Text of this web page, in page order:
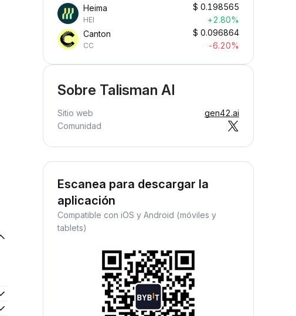
Heima
HEI
$ 0.198565
+2.80%
Canton
CC
$ 0.096864
-6.20%
Sobre Talisman AI
Sitio web
gen42.ai
Comunidad
Escanea para descargar la
aplicación
Compatible con iOS y Android (móviles y
tablets)